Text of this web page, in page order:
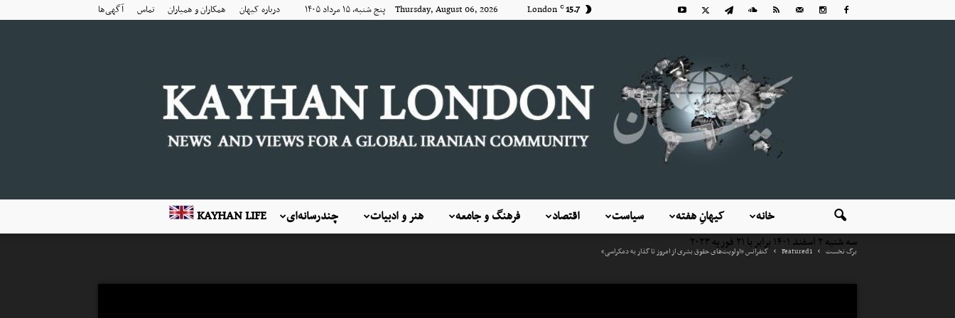
15.7
C
London Thursday, August 06, 2026 پنج شنبه, ۱۵ مرداد ۱۴۰۵ درباره کیهان همکاران و همیاران تماس آگهی‌ها
KAYHAN LIFE چندرسانه‌ای هنر و ادبیات فرهنگ و جامعه اقتصاد سیاست کیهانِ هفته خانه
برگ نخست Featured1 کنفرانس «اولویت‌های حقوق بشری از امروز تا گذار به دمکراسی»
سه شنبه ۲ اسفند ۱۴۰۱ برابر با ۲۱ فوریه ۲۰۲۳